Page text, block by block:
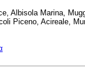
Albisola Marina,
Piceno, Acireale,